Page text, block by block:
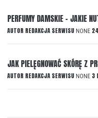
PERFUMY DAMSKIE – JAKIE
AUTOR REDAKCJA SERWISU NONE
JAK PIELĘGNOWAĆ SKÓRĘ Z
AUTOR REDAKCJA SERWISU NONE 3